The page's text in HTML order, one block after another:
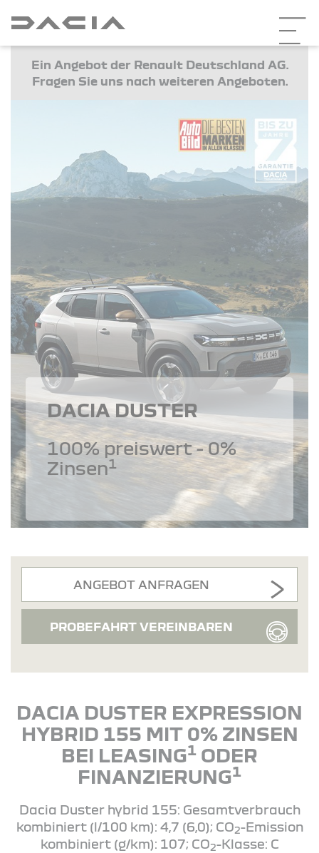
Ein Angebot der Renault Deutschland AG.
Fragen Sie uns nach weiteren Angeboten.
DACIA DUSTER
100% preiswert - 0%
Zinsen1
ANGEBOT ANFRAGEN
PROBEFAHRT VEREINBAREN
DACIA DUSTER EXPRESSION
HYBRID 155 MIT 0% ZINSEN
BEI LEASING1 ODER
FINANZIERUNG1
Dacia Duster hybrid 155: Gesamtverbrauch
kombiniert (l/100 km): 4,7 (6,0); CO2-Emission
kombiniert (g/km): 107; CO2-Klasse: C